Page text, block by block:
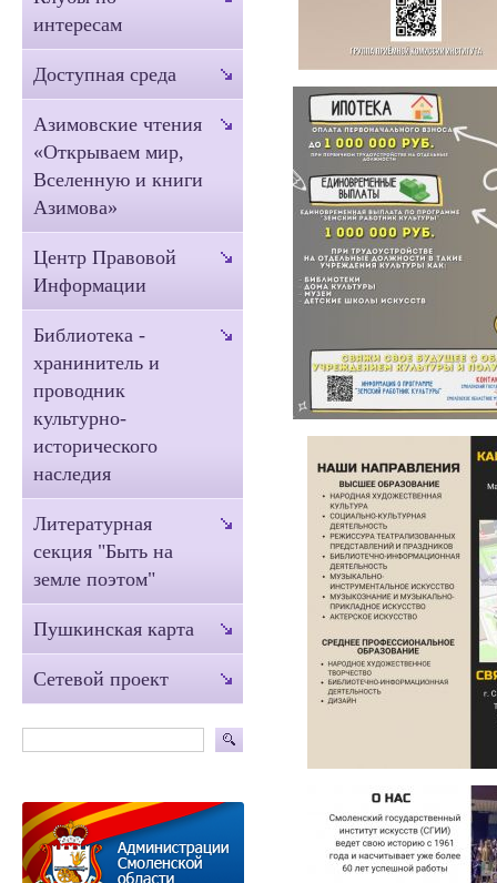
интересам
Доступная среда
Азимовские чтения
«Открываем мир,
Вселенную и книги
Азимова»
Центр Правовой
Информации
Библиотека -
хранинитель и
проводник
культурно-
исторического
наследия
Литературная
секция "Быть на
земле поэтом"
Пушкинская карта
Сетевой проект